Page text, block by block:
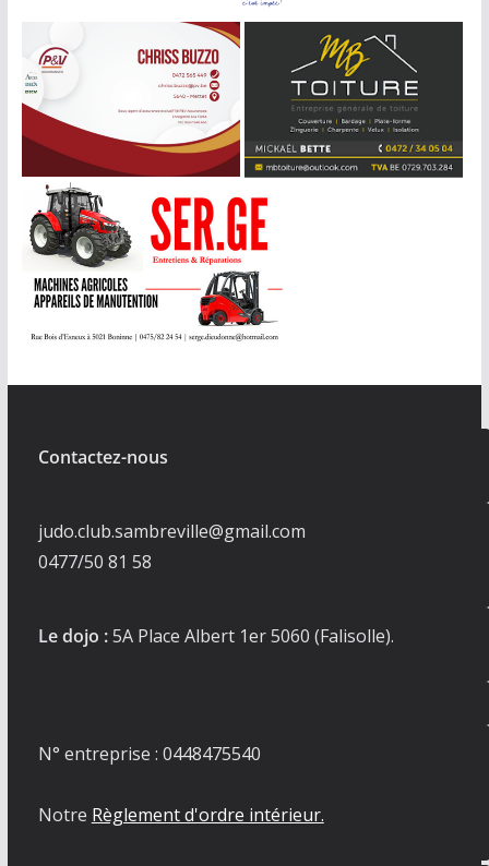
Contactez-nous
judo.club.sambreville@gmail.com
0477/50 81 58
Le dojo :5A Place Albert 1er 5060 (Falisolle).
N° entreprise : 0448475540
Notre Règlement d'ordre intérieur.